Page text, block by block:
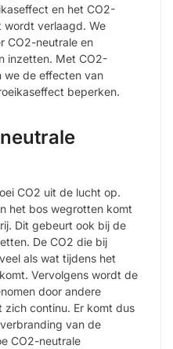
en het CO2-
wordt verlaagd. We
CO2-neutrale en
inzetten. Met CO2-
we de effecten van
beperken.
CO2 uit de lucht op.
het bos wegrotten komt
Dit gebeurt ook bij de
De CO2 die bij
als wat tijdens het
Vervolgens wordt de
door andere
zich continu. Er komt dus
van de
CO2-neutrale